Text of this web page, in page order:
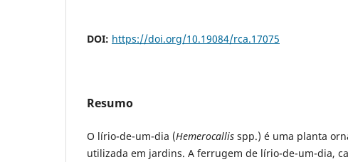
DOI: https://doi.org/10.19084/rca.17075
Resumo
O lírio-de-um-dia (Hemerocallis spp.) é uma planta
utilizada em jardins. A ferrugem de lírio-de-um-dia,